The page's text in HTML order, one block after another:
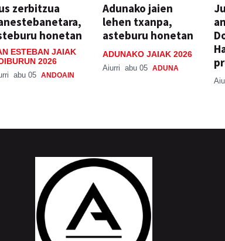
zerbitzua
honetan
ESTEBAN JAIAK
2026
abu 05 ANDOAIN
Adunako jaien
lehen txanpa,
asteburu honetan
ADUNAKO JAIAK 2026
Aiurri abu 05 ADUNA